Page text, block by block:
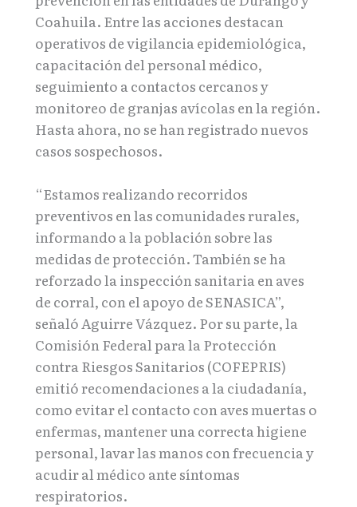
Coahuila. Entre las acciones destacan
operativos de vigilancia epidemiológica,
capacitación del personal médico,
seguimiento a contactos cercanos y
monitoreo de granjas avícolas en la región.
Hasta ahora, no se han registrado nuevos
casos sospechosos.
“Estamos realizando recorridos
preventivos en las comunidades rurales,
informando a la población sobre las
medidas de protección. También se ha
reforzado la inspección sanitaria en aves
de corral, con el apoyo de SENASICA”,
señaló Aguirre Vázquez. Por su parte, la
Comisión Federal para la Protección
contra Riesgos Sanitarios (COFEPRIS)
emitió recomendaciones a la ciudadanía,
como evitar el contacto con aves muertas o
enfermas, mantener una correcta higiene
personal, lavar las manos con frecuencia y
acudir al médico ante síntomas
respiratorios.